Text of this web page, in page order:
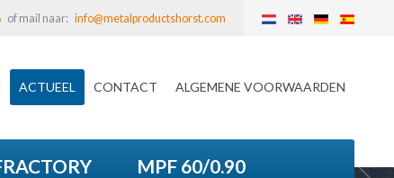
of mail naar: info@metalproductshorst.com
ACTUEEL CONTACT ALGEMENE VOORWAARDEN
MPF 60/0.90